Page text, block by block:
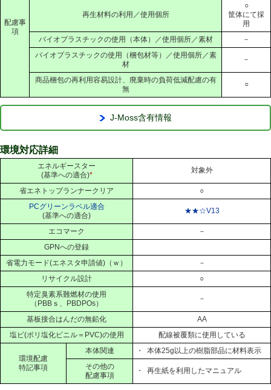
配慮事
項
再生材料の利用／使用個所
○
筐体にて採
用
バイオプラスチックの使用（本体）／使用個所／素材
－
バイオプラスチックの使用（梱包材等）／使用個所／素
材
－
商品梱包の再利用容易設計、廃棄時の負荷低減配慮の有
無
○
J-Moss含有情報
環境対応詳細
エネルギースター
(基準への適合)*
対象外
省エネトップランナークリア
○
PCグリーンラベル適合
(基準への適合)
★★☆V13
エコマーク
－
GPNへの登録
省電力モード(エネスタ申請値)（ｗ）
－
リサイクル設計
○
特定臭素系難燃材の使用
（PBBｓ、PBDPOs）
－
基板接合はんだの無鉛化
AA
塩ビ(ポリ塩化ビニル＝PVC)の使用
配線被覆類に使用している
環境配慮
特記事項
本体関連 ・
本体25g以上の樹脂部品に材料表示
その他の
配慮事項
・ 再生紙を利用したマニュアル